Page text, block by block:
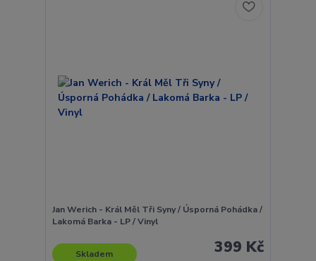
Jan Werich - Král Měl Tři Syny / Úsporná Pohádka /
Lakomá Barka - LP / Vinyl
399 Kč
Skladem